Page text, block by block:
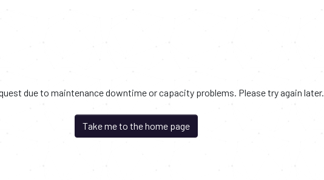
due to maintenance downtime or capacity problems. Please try again later.
Take me to the home page